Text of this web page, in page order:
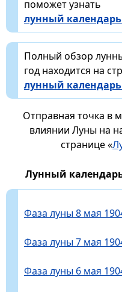
поможет узнать
лунный календарь
Полный обзор
год находится на
лунный календарь
Отправная точка в
влиянии Луны на
странице «
Лунный
Фаза луны 8 мая
Фаза луны 7 мая
Фаза луны 6 мая